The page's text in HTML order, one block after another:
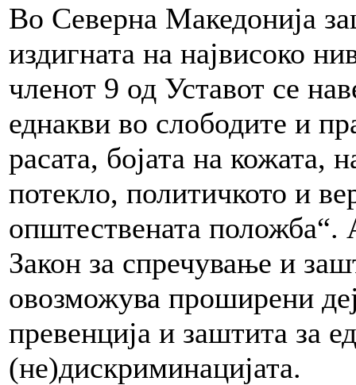
Во Северна Македонија
издигната на највисоко
членот 9 од Уставот се
еднакви во слободите и
расата, бојата на кожата,
потекло, политичкото и
општествената положба“.
Закон за спречување и
овозможува проширени
превенција и заштита за
(не)дискриминацијата.